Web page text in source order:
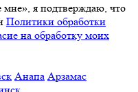
я подтверждаю, что
Политики обработки
на обработку моих
Анапа Арзамас